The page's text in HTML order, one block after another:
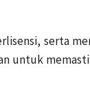
serta
untuk